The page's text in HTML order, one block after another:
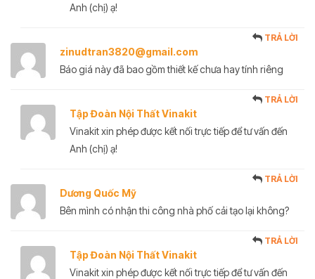
Anh (chị) ạ!
zinudtran3820@gmail.com
TRẢ LỜI
Báo giá này đã bao gồm thiết kế chưa hay tính riêng
Tập Đoàn Nội Thất Vinakit
TRẢ LỜI
Vinakit xin phép được kết nối trực tiếp để tư vấn đến
Anh (chị) ạ!
Dương Quốc Mỹ
TRẢ LỜI
Bên mình có nhận thi công nhà phố cải tạo lại không?
Tập Đoàn Nội Thất Vinakit
TRẢ LỜI
Vinakit xin phép được kết nối trực tiếp để tư vấn đến